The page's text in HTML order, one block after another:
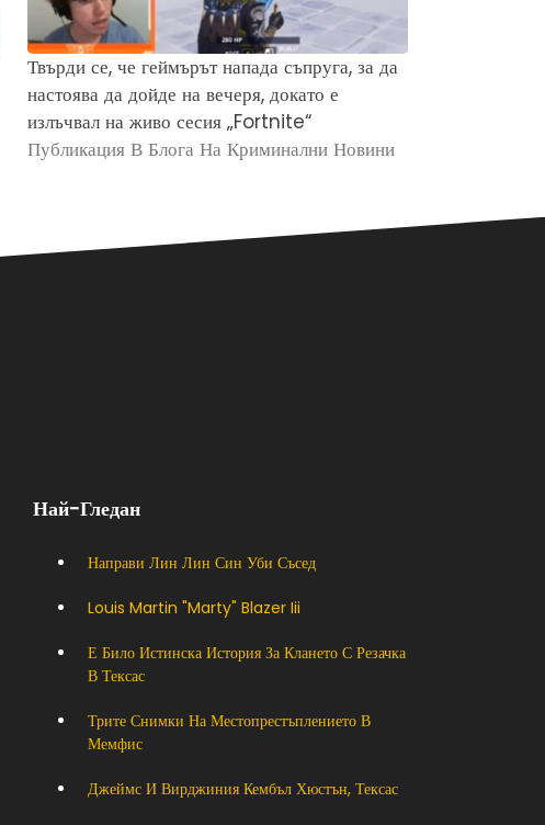
Твърди се, че геймърът напада съпруга, за да
настоява да дойде на вечеря, докато е
излъчвал на живо сесия „Fortnite“
Публикация В Блога На Криминални Новини
Най-Гледан
Направи Лин Лин Син Уби Съсед
Louis Martin "marty" Blazer Iii
Е Било Истинска История За Клането С Резачка
В Тексас
Трите Снимки На Местопрестъплението В
Мемфис
Джеймс И Вирджиния Кембъл Хюстън, Тексас